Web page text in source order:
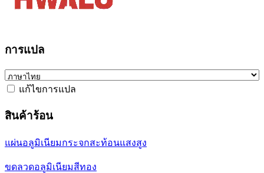
การแปล
แก้ไขการแปล
สินค้าร้อน
แผ่นอลูมิเนียมกระจกสะท้อนแสงสูง
ขดลวดอลูมิเนียมสีทอง